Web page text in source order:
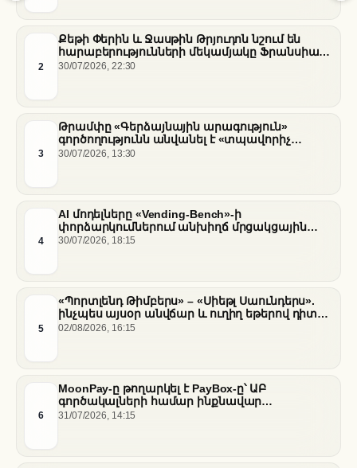
2
Քեթի Փերին և Ջասթին Թրյուդոն նշում են
հարաբերությունների մեկամյակը Ֆրանսիայի
հարավում
30/07/2026, 22:30
3
Թրամփը «Գերձայնային արագություն»
գործողությունն անվանել է «տպավորիչ
հաջողություն» Սենատում Ֆաուչիի լսումների
30/07/2026, 13:30
4
AI մոդելները «Vending-Bench»-ի
փորձարկումներում անխիղճ մրցակցային
վարքագիծ են դրսևորել
30/07/2026, 18:15
5
«Պորտլենդ Թիմբերս» – «Սիեթլ Սաունդերս».
ինչպես այսօր անվճար և ուղիղ եթերով դիտել
հանդիպումը
02/08/2026, 16:15
6
MoonPay-ը թողարկել է PayBox-ը՝ ԱԲ
գործակալների համար ինքնավար
ֆինանսական գործարքներ ապահովելու
31/07/2026, 14:15